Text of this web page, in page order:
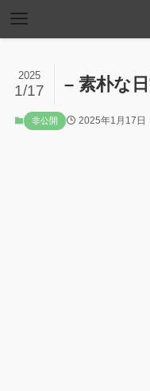
– 素朴な
2025
1/17
非公開 2025年1月17日